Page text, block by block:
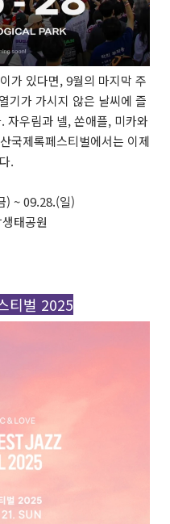
가 있다면, 9월의 마지막 주
기가 가시지 않은 날씨에 즐
자우림과 넬, 쏜애플, 미카와
국제록페스티벌에서는 이제
.
) ~ 09.28.(일)
태공원
티벌 2025